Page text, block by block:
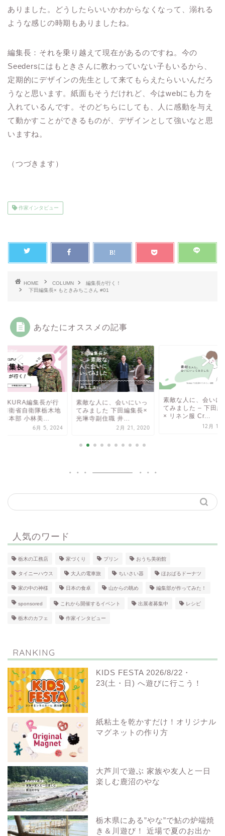
ありました。どうしたらいいかわからなくなって、溺れる
ような感じの時期もありましたね。
編集長：それを乗り越えて現在があるのですね。今の
Seedersにはもときさんに教わっていない子もいるから、
定期的にデザインの先生として来てもらえたらいいんだろ
うなと思います。紙面もそうだけれど、今はwebにも力を
入れているんです。そのどちらにしても、人に感動を与え
て動かすことができるものが、デザインとして強いなと思
いますね。
（つづきます）
作家インタビュー
HOME COLUMN
編集長が行く！
下田編集長× もときみちこさん #01
あなたにオススメの記事
編集長が行
防衛省自衛隊栃木地
力本部 小林美...
6月 5, 2024
素敵な人に、会いにいっ
てみました 下田編集長×
光琳寺副住職 井...
2月 21, 2020
素敵な人に、会いに
てみました – 下田編
× リネン服 Cr...
12月 19,
人気のワード
栃木の工務店 家づくり プリン おうち美術館
タイニーハウス 大人の電車旅 ちいさい器 ほおばるドーナツ
家の中の神様 日本の食卓 山からの眺め 編集部が作ってみた！
sponsored これから開催するイベント 出展者募集中 レシピ
栃木のカフェ 作家インタビュー
RANKING
KIDS FESTA 2026/8/22・
23(土・日) へ遊びに行こう！
紙粘土を乾かすだけ！オリジナル
マグネットの作り方
大芦川で遊ぶ 家族や友人と一日
楽しむ鹿沼のやな
栃木県にある”やな”で鮎の炉端焼
き＆川遊び！ 近場で夏のお出か